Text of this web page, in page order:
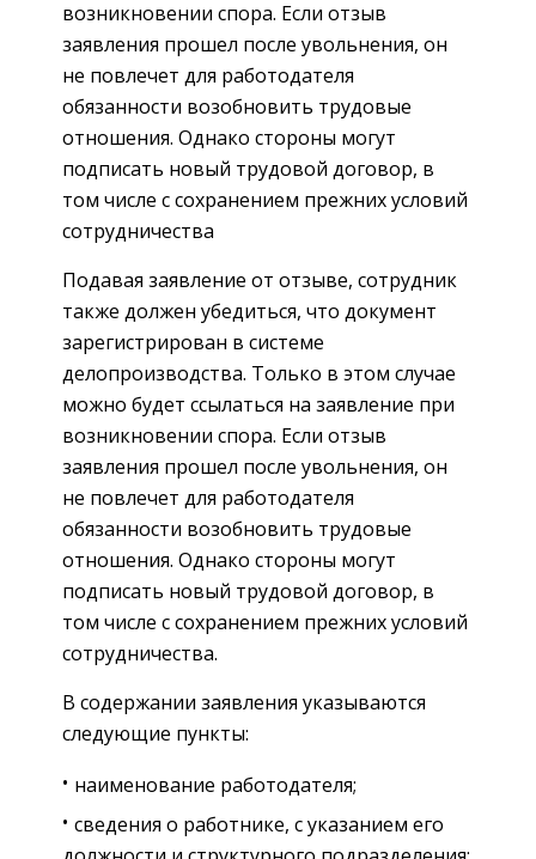
возникновении спора. Если отзыв
заявления прошел после увольнения, он
не повлечет для работодателя
обязанности возобновить трудовые
отношения. Однако стороны могут
подписать новый трудовой договор, в
том числе с сохранением прежних условий
сотрудничества
Подавая заявление от отзыве, сотрудник
также должен убедиться, что документ
зарегистрирован в системе
делопроизводства. Только в этом случае
можно будет ссылаться на заявление при
возникновении спора. Если отзыв
заявления прошел после увольнения, он
не повлечет для работодателя
обязанности возобновить трудовые
отношения. Однако стороны могут
подписать новый трудовой договор, в
том числе с сохранением прежних условий
сотрудничества.
В содержании заявления указываются
следующие пункты:
наименование работодателя;
сведения о работнике, с указанием его